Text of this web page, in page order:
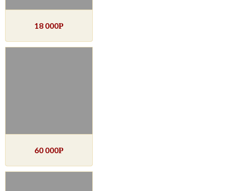
18 000Р
60 000Р